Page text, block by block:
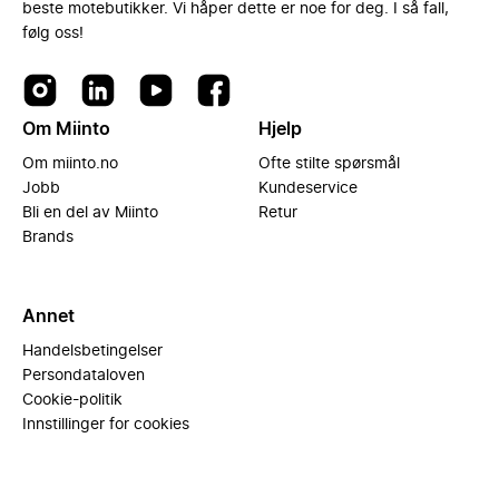
beste motebutikker. Vi håper dette er noe for deg. I så fall,
følg oss!
Om Miinto
Om miinto.no
Jobb
Bli en del av Miinto
Brands
Hjelp
Ofte stilte spørsmål
Kundeservice
Retur
Annet
Handelsbetingelser
Persondataloven
Cookie-politik
Innstillinger for cookies